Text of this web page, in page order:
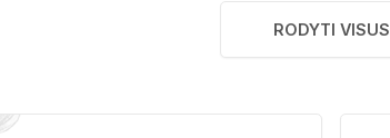
RODYTI VISUS